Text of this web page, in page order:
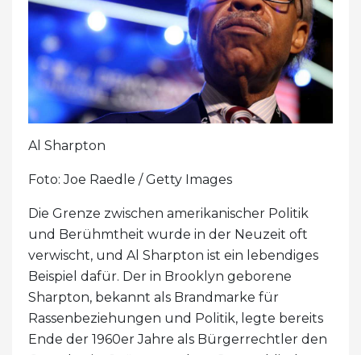
Al Sharpton
Foto: Joe Raedle / Getty Images
Die Grenze zwischen amerikanischer Politik
und Berühmtheit wurde in der Neuzeit oft
verwischt, und Al Sharpton ist ein lebendiges
Beispiel dafür. Der in Brooklyn geborene
Sharpton, bekannt als Brandmarke für
Rassenbeziehungen und Politik, legte bereits
Ende der 1960er Jahre als Bürgerrechtler den